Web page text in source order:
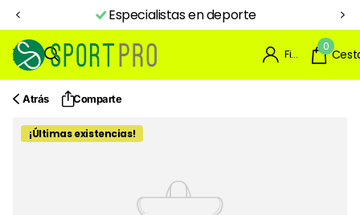
Especialistas en deporte
Firme en el registro
0
Atrás Comparte
¡Últimas existencias!